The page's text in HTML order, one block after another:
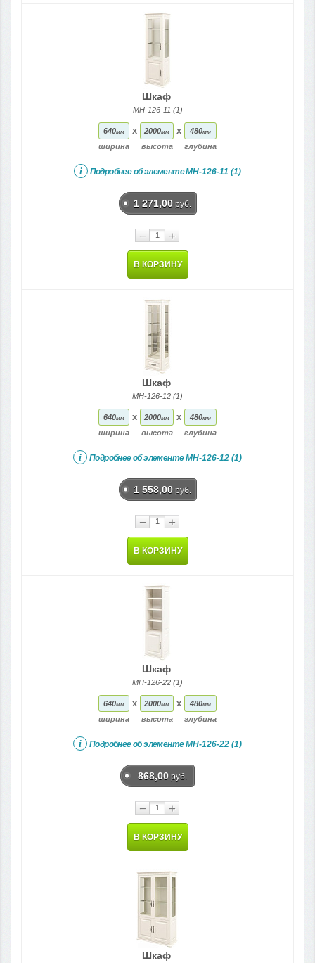
Шкаф
МН-126-11 (1)
640мм
ширина
x 2000мм
высота
x 480мм
глубина
i Подробнее об элементеМН-126-11 (1)
1 271,00 руб.
− +
В КОРЗИНУ
Шкаф
МН-126-12 (1)
640мм
ширина
x 2000мм
высота
x 480мм
глубина
i Подробнее об элементеМН-126-12 (1)
1 558,00 руб.
− +
В КОРЗИНУ
Шкаф
МН-126-22 (1)
640мм
ширина
x 2000мм
высота
x 480мм
глубина
i Подробнее об элементеМН-126-22 (1)
868,00 руб.
− +
В КОРЗИНУ
Шкаф